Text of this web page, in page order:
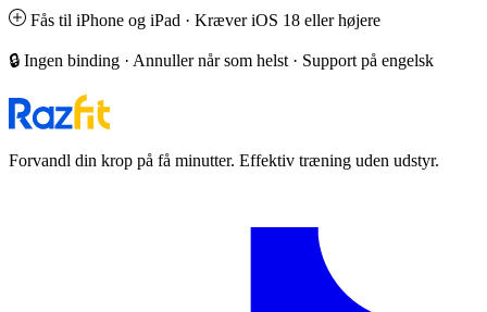
Fås til iPhone og iPad · Kræver iOS 18 eller højere
🔒 Ingen binding · Annuller når som helst · Support på engelsk
Forvandl din krop på få minutter. Effektiv træning uden udstyr.